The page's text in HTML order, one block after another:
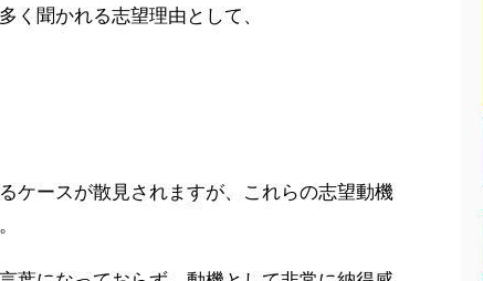
く聞かれる志望理由として、
ケースが散見されますが、これらの志望動機